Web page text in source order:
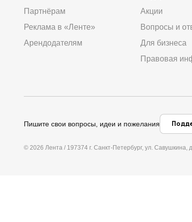
Партнёрам
Реклама в «Ленте»
Арендодателям
Акции
Вопросы и
Для бизнеса
Правовая
Пишите свои вопросы, идеи и пожелания
© 2026 Лента / 197374 г. Санкт-Петербург, ул.